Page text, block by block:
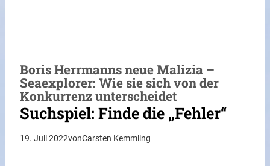
Boris Herrmanns neue Malizia –
Seaexplorer: Wie sie sich von der
Konkurrenz unterscheidet
Suchspiel: Finde die „Fehler“
19. Juli 2022vonCarsten Kemmling